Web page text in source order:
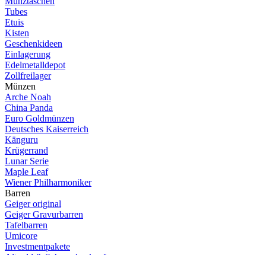
Tubes
Etuis
Kisten
Geschenkideen
Einlagerung
Edelmetalldepot
Zollfreilager
Münzen
Arche Noah
China Panda
Euro Goldmünzen
Deutsches Kaiserreich
Känguru
Krügerrand
Lunar Serie
Maple Leaf
Wiener Philharmoniker
Barren
Geiger original
Geiger Gravurbarren
Tafelbarren
Umicore
Investmentpakete